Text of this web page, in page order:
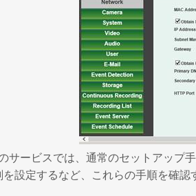
サービスでは、通常のセットアップ
を設定するなど、これらの手順を確認